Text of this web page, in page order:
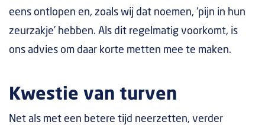
eens ontlopen en, zoals wij dat noemen, ‘pijn in hun
zeurzakje’ hebben. Als dit regelmatig voorkomt, is
ons advies om daar korte metten mee te maken.
Kwestie van turven
Net als met een betere tijd neerzetten, verder